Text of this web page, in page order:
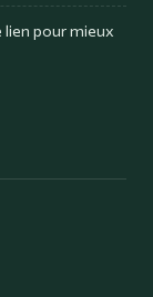
pour mieux